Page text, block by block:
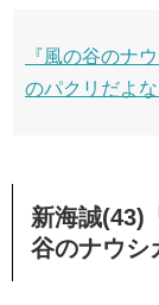
『風の谷のナ
のパクリだよな
新海誠(43)
谷のナウシ